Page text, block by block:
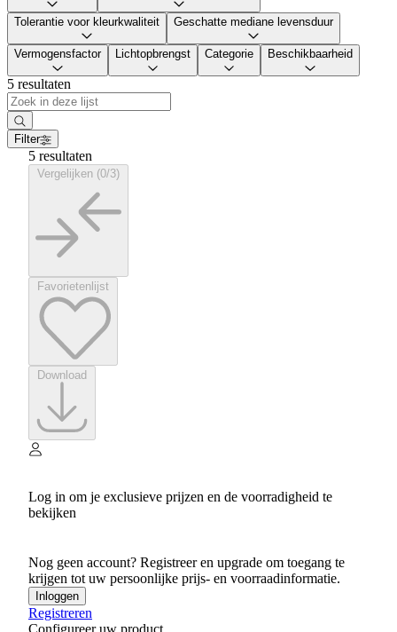
Tolerantie voor kleurkwaliteit Geschatte mediane levensduur
Vermogensfactor Lichtopbrengst Categorie Beschikbaarheid
5 resultaten
Filter
5 resultaten
Log in om je exclusieve prijzen en de voorradigheid te
bekijken
Nog geen account? Registreer en upgrade om toegang te
krijgen tot uw persoonlijke prijs- en voorraadinformatie.
Inloggen
Registreren
Configureer uw product